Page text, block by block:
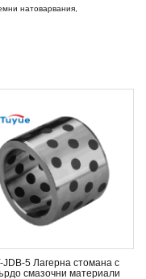
натоварвания,
JDB-5 Лагерна стомана с
смазочни материали